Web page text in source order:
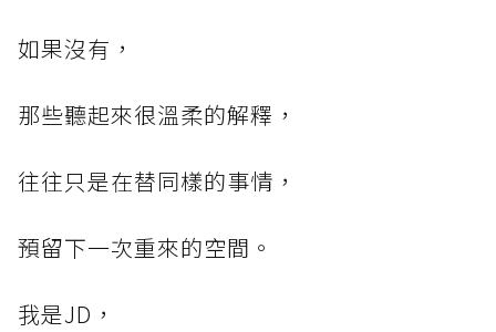
如果沒有，
那些聽起來很溫柔的解釋，
往往只是在替同樣的事情，
預留下一次重來的空間。
我是JD，